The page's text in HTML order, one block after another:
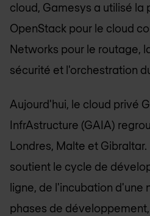
cloud, Gamesys a utilisé
OpenStack pour le cloud
Networks pour le routage,
sécurité et l'orchestration
Aujourd'hui, le cloud privé
InfrAstructure (GAIA)
Londres, Malte et
soutient le cycle de
ligne, de l'incubation d'une
phases de